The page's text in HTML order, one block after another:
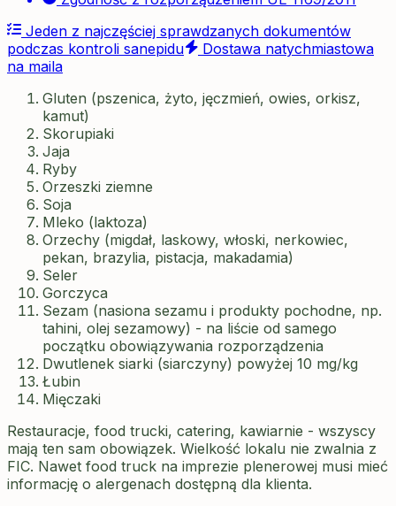
Jeden z najczęściej sprawdzanych dokumentów
podczas kontroli sanepidu
Dostawa natychmiastowa
na maila
Gluten (pszenica, żyto, jęczmień, owies, orkisz,
kamut)
Skorupiaki
Jaja
Ryby
Orzeszki ziemne
Soja
Mleko (laktoza)
Orzechy (migdał, laskowy, włoski, nerkowiec,
pekan, brazylia, pistacja, makadamia)
Seler
Gorczyca
Sezam (nasiona sezamu i produkty pochodne, np.
tahini, olej sezamowy) - na liście od samego
początku obowiązywania rozporządzenia
Dwutlenek siarki (siarczyny) powyżej 10 mg/kg
Łubin
Mięczaki
Restauracje, food trucki, catering, kawiarnie - wszyscy
mają ten sam obowiązek. Wielkość lokalu nie zwalnia z
FIC. Nawet food truck na imprezie plenerowej musi mieć
informację o alergenach dostępną dla klienta.